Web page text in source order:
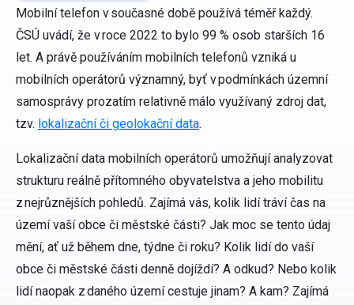
Mobilní telefon v současné době používá téměř každý.
ČSÚ uvádí, že v roce 2022 to bylo 99 % osob starších 16
let. A právě používáním mobilních telefonů vzniká u
mobilních operátorů významný, byť v podmínkách územní
samosprávy prozatím relativně málo využívaný zdroj dat,
tzv. lokalizační či geolokační data.
Lokalizační data mobilních operátorů umožňují analyzovat
strukturu reálně přítomného obyvatelstva a jeho mobilitu
z nejrůznějších pohledů. Zajímá vás, kolik lidí tráví čas na
území vaší obce či městské části? Jak moc se tento údaj
mění, ať už během dne, týdne či roku? Kolik lidí do vaší
obce či městské části denně dojíždí? A odkud? Nebo kolik
lidí naopak z daného území cestuje jinam? A kam? Zajímá